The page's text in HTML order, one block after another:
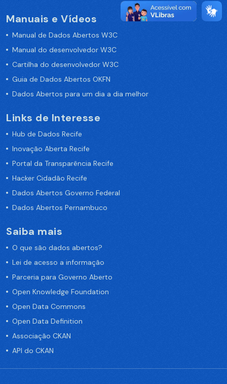
Manuais e Vídeos
Manual de Dados Abertos W3C
Manual do desenvolvedor W3C
Cartilha do desenvolvedor W3C
Guia de Dados Abertos OKFN
Dados Abertos para um dia a dia melhor
Links de Interesse
Hub de Dados Recife
Inovação Aberta Recife
Portal da Transparência Recife
Hacker Cidadão Recife
Dados Abertos Governo Federal
Dados Abertos Pernambuco
Saiba mais
O que são dados abertos?
Lei de acesso a informação
Parceria para Governo Aberto
Open Knowledge Foundation
Open Data Commons
Open Data Definition
Associação CKAN
API do CKAN